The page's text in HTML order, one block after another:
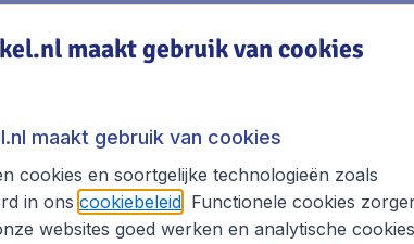
Vliegwinkel.nl
maakt gebruik van cookies
maakt gebruik van cookies
cookies en soortgelijke technologieën zoals
in ons cookiebeleid. Functionele cookies
websites goed werken en analytische cookies